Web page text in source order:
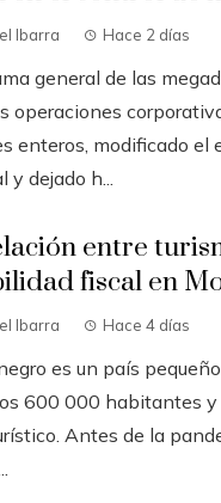
Ibarra Hace 2 días
general de las
operaciones
enteros, modificado el
y dejado h...
entre
fiscal en
Ibarra Hace 4 días
es un país
600 000 habitantes
Antes de la